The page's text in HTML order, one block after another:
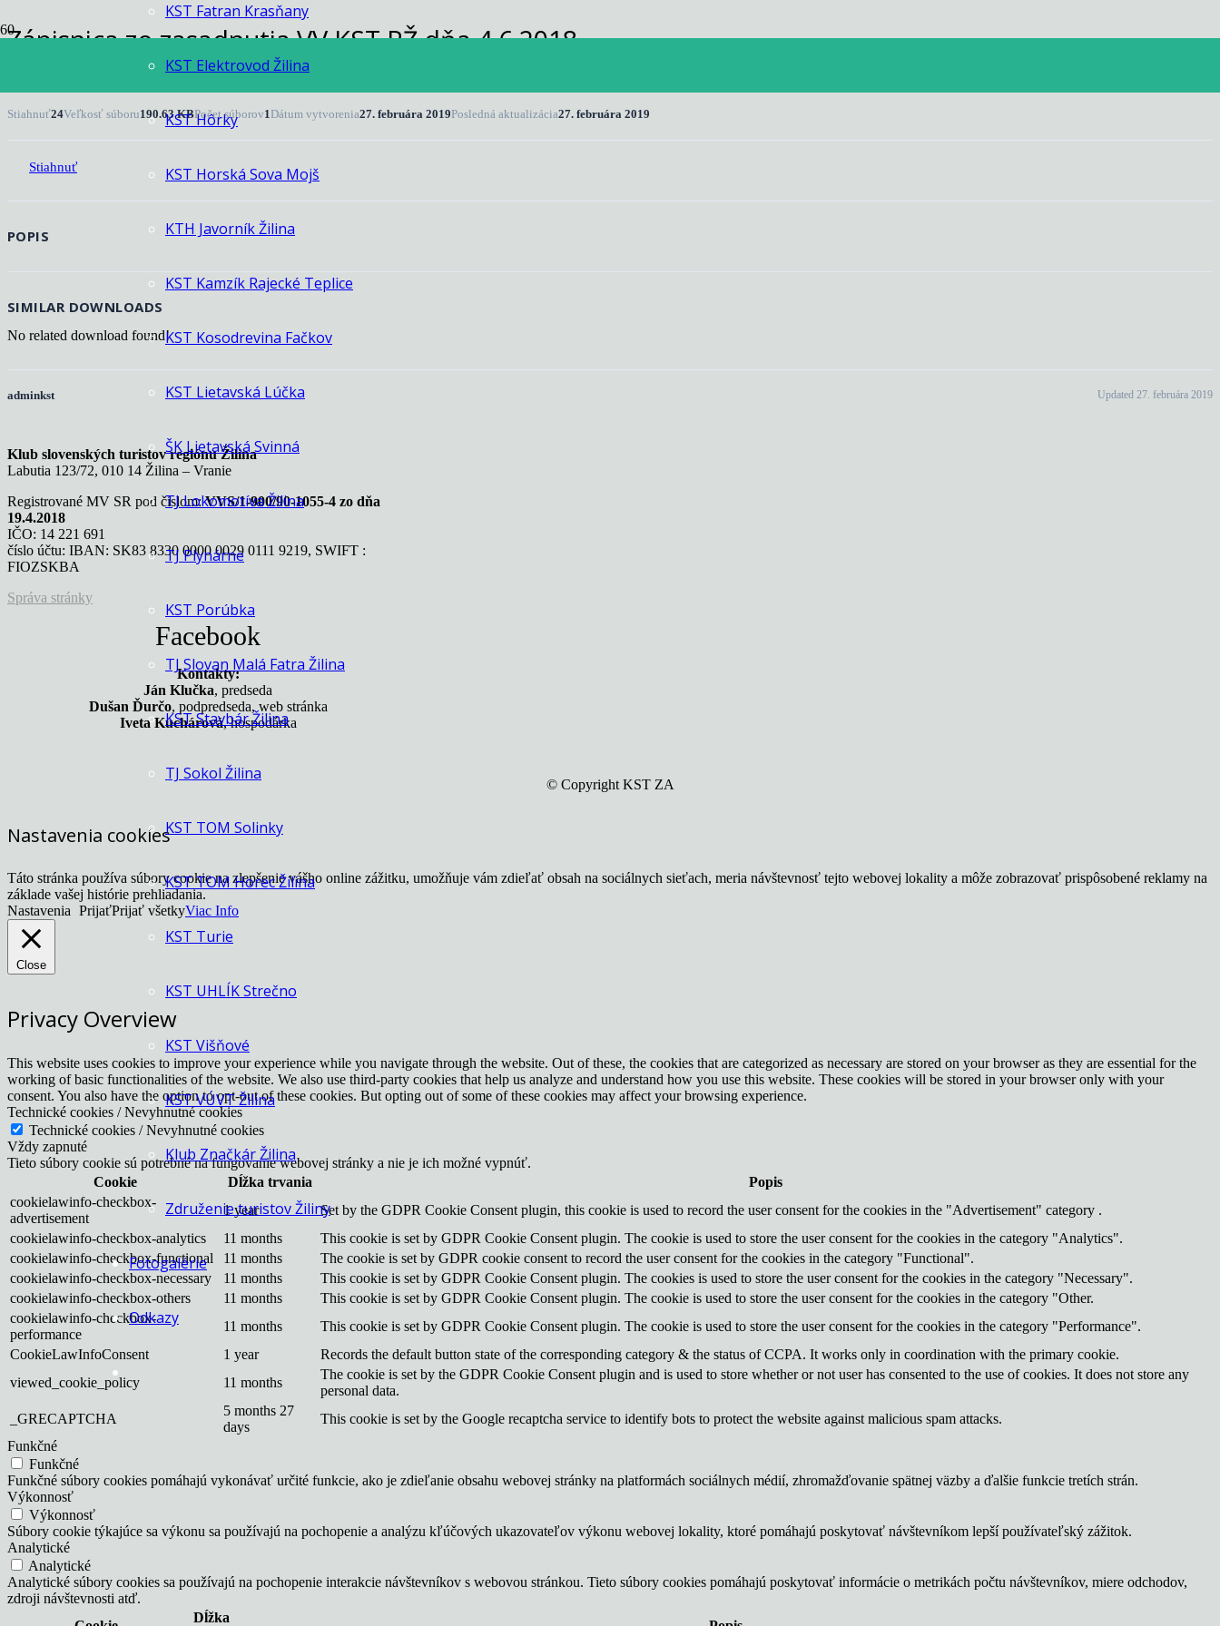
KST Fatran Krasňany
KST Elektrovod Žilina
KST Hôrky
KST Horská Sova Mojš
KTH Javorník Žilina
KST Kamzík Rajecké Teplice
KST Kosodrevina Fačkov
KST Lietavská Lúčka
ŠK Lietavská Svinná
TJ Lokomotíva Žilina
TJ Plynárne
KST Porúbka
TJ Slovan Malá Fatra Žilina
KST Stavbár Žilina
TJ Sokol Žilina
KST TOM Solinky
KST TOM Horec Žilina
KST Turie
KST UHLÍK Strečno
KST Višňové
KST VÚVT Žilina
Klub Značkár Žilina
Združenie turistov Žiliny
Fotogalérie
Odkazy
Zápisnica zo zasadnutia VV KST RŽ dňa 4.6.2018
Stiahnuť24Veľkosť súboru190.63 KBPočet súborov1 Dátum vytvorenia27. februára 2019Posledná aktualizácia27. februára 2019
Stiahnuť
POPIS
SIMILAR DOWNLOADS
No related download found!
adminkst Updated 27. februára 2019
Klub slovenských turistov regiónu Žilina
Labutia 123/72, 010 14 Žilina – Vranie
Registrované MV SR pod číslom:VVS/1-900/90-1055-4 zo dňa
19.4.2018
IČO: 14 221 691
číslo účtu: IBAN: SK83 8330 0000 0029 0111 9219, SWIFT :
FIOZSKBA
Správa stránky
Facebook
Kontakty:
Ján Klučka, predseda
Dušan Ďurčo, podpredseda, web stránka
Iveta Kuchárová, hospodárka
© Copyright KST ZA
Nastavenia cookies
Táto stránka používa súbory cookie na zlepšenie vášho online zážitku, umožňuje vám zdieľať obsah na sociálnych sieťach, meria návštevnosť tejto webovej lokality a môže zobrazovať prispôsobené reklamy na
základe vašej histórie prehliadania.
Nastavenia PrijaťPrijať všetkyViac Info
Close
Privacy Overview
This website uses cookies to improve your experience while you navigate through the website. Out of these, the cookies that are categorized as necessary are stored on your browser as they are essential for the
working of basic functionalities of the website. We also use third-party cookies that help us analyze and understand how you use this website. These cookies will be stored in your browser only with your
consent. You also have the option to opt-out of these cookies. But opting out of some of these cookies may affect your browsing experience.
Technické cookies / Nevyhnutné cookies
Technické cookies / Nevyhnutné cookies
Vždy zapnuté
Tieto súbory cookie sú potrebné na fungovanie webovej stránky a nie je ich možné vypnúť.
Cookie
Dĺžka trvania
Popis
cookielawinfo-checkbox-
advertisement
1 year
Set by the GDPR Cookie Consent plugin, this cookie is used to record the user consent for the cookies in the "Advertisement" category .
cookielawinfo-checkbox-analytics
11 months
This cookie is set by GDPR Cookie Consent plugin. The cookie is used to store the user consent for the cookies in the category "Analytics".
cookielawinfo-checkbox-functional
11 months
The cookie is set by GDPR cookie consent to record the user consent for the cookies in the category "Functional".
cookielawinfo-checkbox-necessary
11 months
This cookie is set by GDPR Cookie Consent plugin. The cookies is used to store the user consent for the cookies in the category "Necessary".
cookielawinfo-checkbox-others
11 months
This cookie is set by GDPR Cookie Consent plugin. The cookie is used to store the user consent for the cookies in the category "Other.
cookielawinfo-checkbox-
performance
11 months
This cookie is set by GDPR Cookie Consent plugin. The cookie is used to store the user consent for the cookies in the category "Performance".
CookieLawInfoConsent
1 year
Records the default button state of the corresponding category & the status of CCPA. It works only in coordination with the primary cookie.
viewed_cookie_policy
11 months
The cookie is set by the GDPR Cookie Consent plugin and is used to store whether or not user has consented to the use of cookies. It does not store any
personal data.
_GRECAPTCHA
5 months 27
days
This cookie is set by the Google recaptcha service to identify bots to protect the website against malicious spam attacks.
Funkčné
Funkčné
Funkčné súbory cookies pomáhajú vykonávať určité funkcie, ako je zdieľanie obsahu webovej stránky na platformách sociálnych médií, zhromažďovanie spätnej väzby a ďalšie funkcie tretích strán.
Výkonnosť
Výkonnosť
Súbory cookie týkajúce sa výkonu sa používajú na pochopenie a analýzu kľúčových ukazovateľov výkonu webovej lokality, ktoré pomáhajú poskytovať návštevníkom lepší používateľský zážitok.
Analytické
Analytické
Analytické súbory cookies sa používajú na pochopenie interakcie návštevníkov s webovou stránkou. Tieto súbory cookies pomáhajú poskytovať informácie o metrikách počtu návštevníkov, miere odchodov,
zdroji návštevnosti atď.
Dĺžka